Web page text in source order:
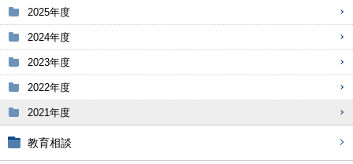
2025年度
2024年度
2023年度
2022年度
2021年度
教育相談